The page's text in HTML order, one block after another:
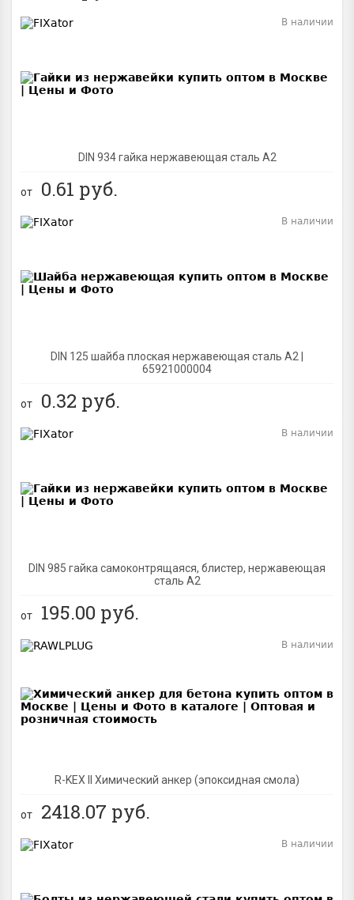
DIN 934 гайка нержавеющая сталь A2
В наличии
от 0.61 руб.
DIN 125 шайба плоская нержавеющая сталь A2 |
65921000004
В наличии
от 0.32 руб.
DIN 985 гайка самоконтрящаяся, блистер, нержавеющая
сталь A2
В наличии
от 195.00 руб.
R-KEX II Химический анкер (эпоксидная смола)
В наличии
от 2418.07 руб.
В наличии